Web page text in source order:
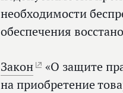
необходимости
обеспечения
Закон
«О защите
на приобретение